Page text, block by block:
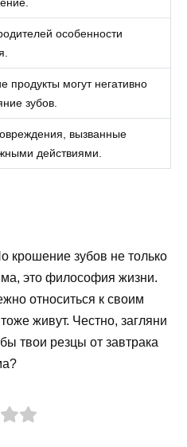
особенности
продукты могут негативно
зубов.
вызванные
действиями.
крошение зубов не только
это философия жизни.
относиться к своим
живут. Честно, загляни
твои резцы от завтрака